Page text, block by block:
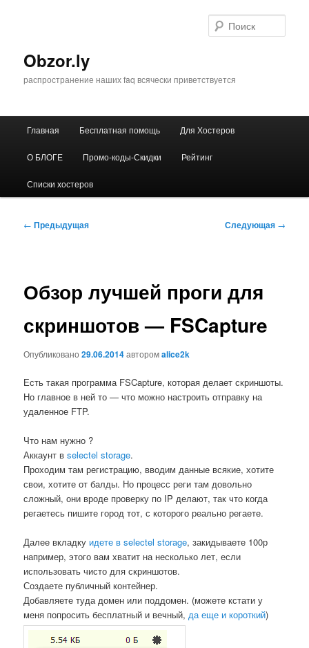
Obzor.ly
распространение наших faq всячески приветствуется
Главная Бесплатная помощь Для Хостеров
О БЛОГЕ Промо-коды-Скидки Рейтинг
Списки хостеров
Навигация
← Предыдущая Следующая →
Обзор лучшей проги для
скриншотов — FSCapture
Опубликовано29.06.2014авторомalice2k
Есть такая программа FSCapture, которая делает скриншоты.
Но главное в ней то — что можно настроить отправку на
удаленное FTP.
Что нам нужно ?
Аккаунт вselectel storage.
Проходим там регистрацию, вводим данные всякие, хотите
свои, хотите от балды. Но процесс реги там довольно
сложный, они вроде проверку по IP делают, так что когда
регаетесь пишите город тот, с которого реально регаете.
Далее вкладку идете в selectel storage, закидываете 100р
например, этого вам хватит на несколько лет, если
использовать чисто для скриншотов.
Создаете публичный контейнер.
Добавляете туда домен или поддомен. (можете кстати у
меня попросить бесплатный и вечный,да еще и короткий)